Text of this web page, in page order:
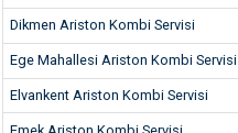
Dikmen Ariston Kombi Servisi
Ege Mahallesi Ariston Kombi Servisi
Elvankent Ariston Kombi Servisi